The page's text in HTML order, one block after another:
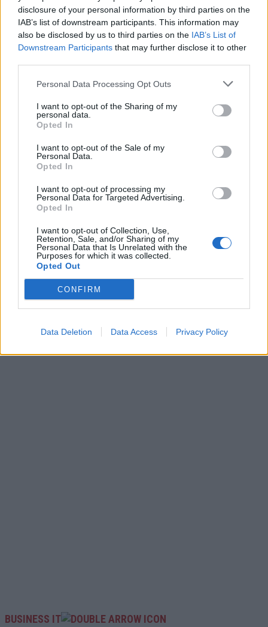
disclosure of your personal information by third parties on the
IAB’s list of downstream participants. This information may
also be disclosed by us to third parties on the IAB’s List of
Downstream Participants that may further disclose it to other
Personal Data Processing Opt Outs
I want to opt-out of the Sharing of my
personal data.
Opted In
I want to opt-out of the Sale of my
Personal Data.
Opted In
I want to opt-out of processing my
Personal Data for Targeted Advertising.
Opted In
I want to opt-out of Collection, Use,
Retention, Sale, and/or Sharing of my
Personal Data that Is Unrelated with the
Purposes for which it was collected.
Opted Out
CONFIRM
Data Deletion Data Access Privacy Policy
BUSINESS IT